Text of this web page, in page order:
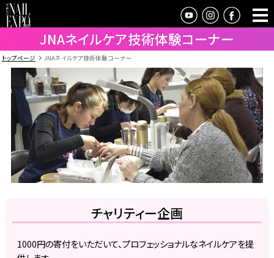
JNAネイルケア技術体験コーナー
トップページ JNAネイルケア技術体験コーナー
チャリティー企画
1000円の寄付をいただいて、プロフェッショナルなネイルケアを提